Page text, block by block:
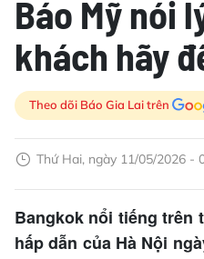
Báo Mỹ nói
khách hãy
Theo dõi Báo Gia Lai trên
Thứ Hai, ngày 11/05/2026 -
Bangkok nổi tiếng
hấp dẫn của Hà Nội